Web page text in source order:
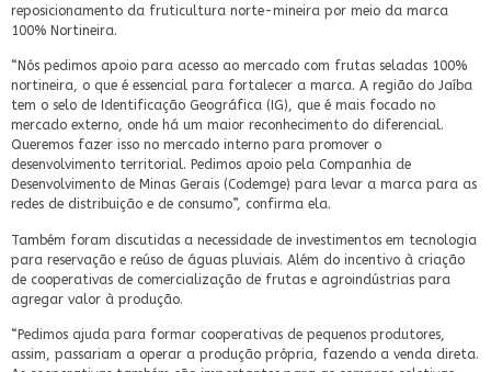
reposicionamento da fruticultura norte-mineira por meio da marca
100% Nortineira.
“Nós pedimos apoio para acesso ao mercado com frutas seladas 100%
nortineira, o que é essencial para fortalecer a marca. A região do Jaíba
tem o selo de Identificação Geográfica (IG), que é mais focado no
mercado externo, onde há um maior reconhecimento do diferencial.
Queremos fazer isso no mercado interno para promover o
desenvolvimento territorial. Pedimos apoio pela Companhia de
Desenvolvimento de Minas Gerais (Codemge) para levar a marca para as
redes de distribuição e de consumo”, confirma ela.
Também foram discutidas a necessidade de investimentos em tecnologia
para reservação e reúso de águas pluviais. Além do incentivo à criação
de cooperativas de comercialização de frutas e agroindústrias para
agregar valor à produção.
“Pedimos ajuda para formar cooperativas de pequenos produtores,
assim, passariam a operar a produção própria, fazendo a venda direta.